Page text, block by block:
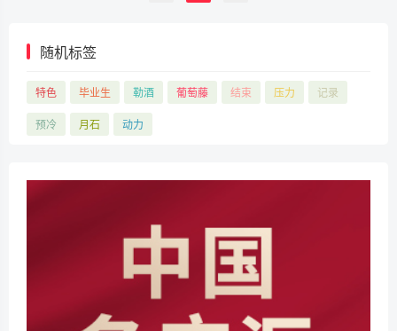
随机标签
特色 毕业生 勒酒 葡萄藤 结束 压力 记录
预冷 月石 动力